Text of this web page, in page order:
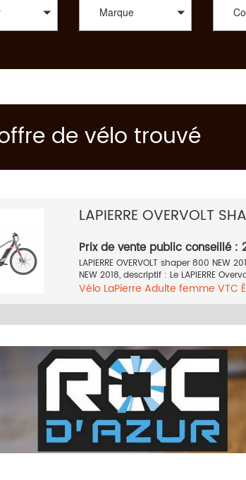
Marque
de vélo trouvé
LAPIERRE OVERVOLT
Prix de vente public conseillé :
LAPIERRE OVERVOLT shaper 800 NEW
NEW 2018, descriptif : Le LAPIERRE
Vélo LaPierre Adulte femme VTC
AutreOrange2018